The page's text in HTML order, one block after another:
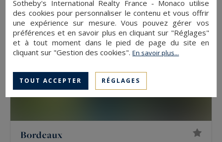
Bordeaux
Sotheby's International Realty France - Monaco utilise
des cookies pour personnaliser le contenu et vous offrir
une expérience sur mesure. Vous pouvez gérer vos
préférences et en savoir plus en cliquant sur "Réglages"
et à tout moment dans le pied de page du site en
cliquant sur "Gestion des cookies".En savoir plus...
TOUT ACCEPTER RÉGLAGES